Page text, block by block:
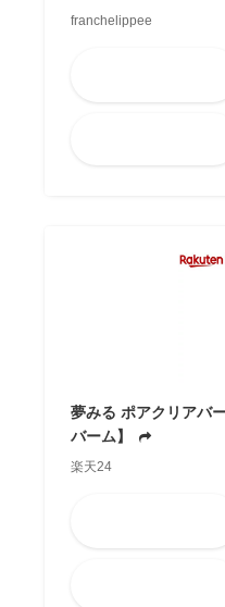
franchelippee
夢みる ポアクリアバ
バーム】
楽天24